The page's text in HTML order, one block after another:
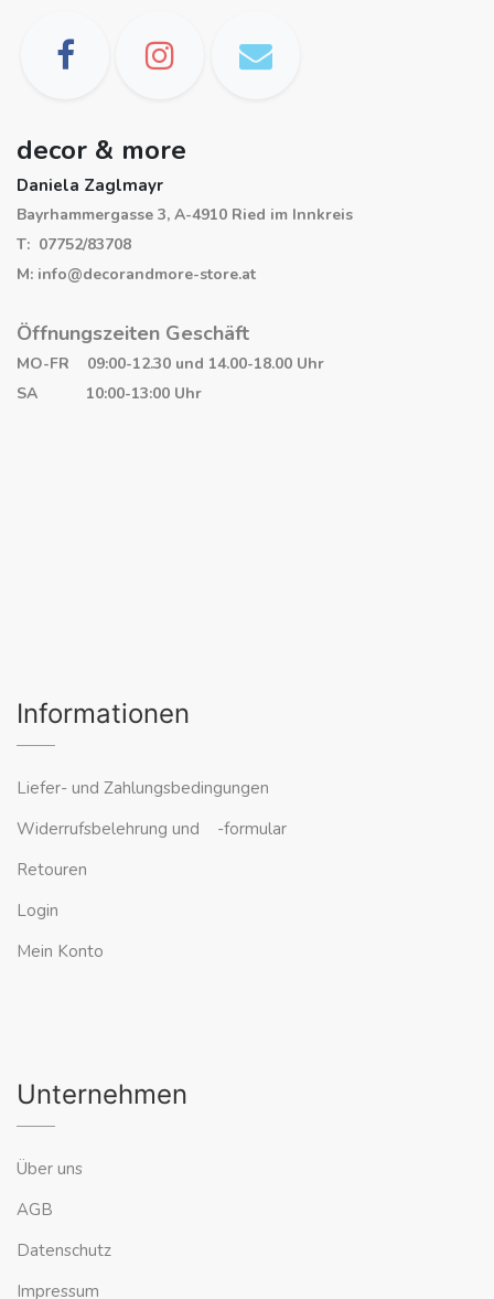
decor & more
Daniela Zaglmayr
Bayrhammergasse 3, A-4910 Ried im Innkreis
T: 07752/83708
M: info@decorandmore-store.at
Öffnungszeiten Geschäft
MO-FR 09:00-12.30 und 14.00-18.00 Uhr
SA 10:00-13:00 Uhr
Informationen
Liefer- und Zahlungsbedingungen
Widerrufsbelehrung und -formular
Retouren
Login
Mein Konto
Unternehmen
Über uns
AGB
Datenschutz
Impressum